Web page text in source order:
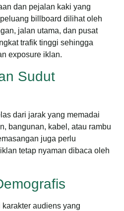
dan pejalan kaki yang
billboard dilihat oleh
jalan utama, dan pusat
trafik tinggi sehingga
exposure iklan.
Sudut
dari jarak yang memadai
bangunan, kabel, atau rambu
juga perlu
tetap nyaman dibaca oleh
audiens yang